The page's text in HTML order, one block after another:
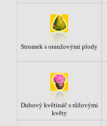
Stromek s oranžovými plody
Dubový květináč s růžovými
květy